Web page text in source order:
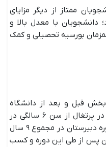
ممتاز از دیگر مزایای
دانشجویان با معدل بالا و
بورسیه تحصیلی و کمک
قبل و بعد از دانشگاه
تقسیم می‌شود. شروع به تحصیل در پرتغال از سن ۶ سالگی در
دوره دبستان بوده و با احتساب دوره دبیرستان در مجموع ۹ سال
پس از طی این دوره و کسب